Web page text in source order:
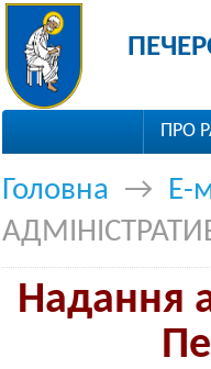
ПРО
Головна → Е-
Надання